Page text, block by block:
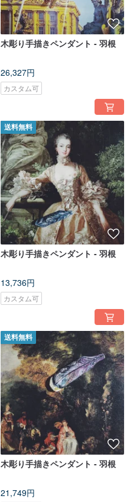
木彫り手描きペンダント - 羽根
26,327円
カスタム可
送料無料
木彫り手描きペンダント - 羽根
13,736円
カスタム可
送料無料
木彫り手描きペンダント - 羽根
21,749円